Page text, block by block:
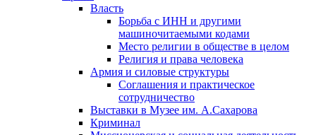
Власть
Борьба с ИНН и другими
машиночитаемыми кодами
Место религии в обществе в целом
Религия и права человека
Армия и силовые структуры
Соглашения и практическое
сотрудничество
Выставки в Музее им. А.Сахарова
Криминал